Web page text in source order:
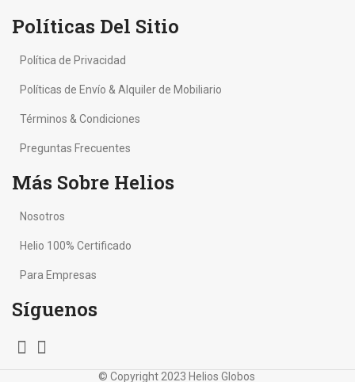
Políticas Del Sitio
Política de Privacidad
Políticas de Envío & Alquiler de Mobiliario
Términos & Condiciones
Preguntas Frecuentes
Más Sobre Helios
Nosotros
Helio 100% Certificado
Para Empresas
Síguenos
© Copyright 2023 Helios Globos